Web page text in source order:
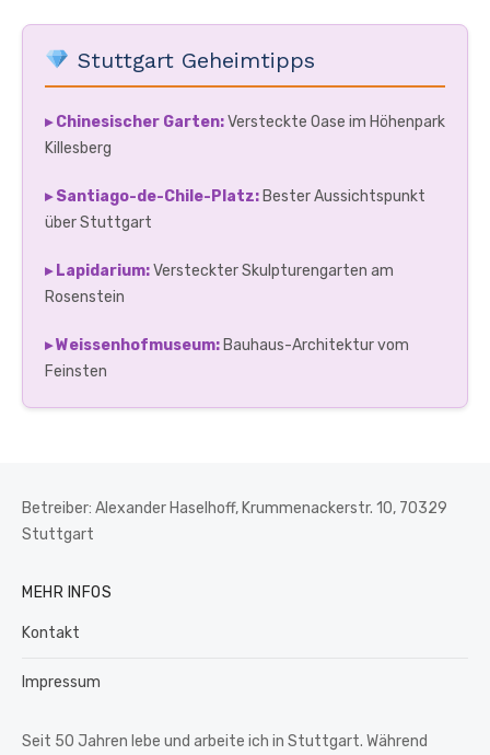
Stuttgart Geheimtipps
▸ Chinesischer Garten:Versteckte Oase im Höhenpark
Killesberg
▸ Santiago-de-Chile-Platz: Bester Aussichtspunkt
über Stuttgart
▸ Lapidarium:Versteckter Skulpturengarten am
Rosenstein
▸ Weissenhofmuseum: Bauhaus-Architektur vom
Feinsten
Betreiber: Alexander Haselhoff, Krummenackerstr. 10, 70329
Stuttgart
MEHR INFOS
Kontakt
Impressum
Seit 50 Jahren lebe und arbeite ich in Stuttgart. Während